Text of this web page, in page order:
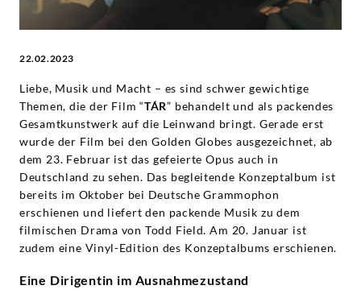
Guðnadóttir
Deutsche
Grammophon
22.02.2023
Liebe, Musik und Macht – es sind schwer gewichtige
Themen, die der Film “TÁR” behandelt und als packendes
Gesamtkunstwerk auf die Leinwand bringt. Gerade erst
wurde der Film bei den Golden Globes ausgezeichnet, ab
dem 23. Februar ist das gefeierte Opus auch in
Deutschland zu sehen. Das begleitende Konzeptalbum ist
bereits im Oktober bei Deutsche Grammophon
erschienen und liefert den packende Musik zu dem
filmischen Drama von Todd Field. Am 20. Januar ist
zudem eine Vinyl-Edition des Konzeptalbums erschienen.
Eine Dirigentin im Ausnahmezustand